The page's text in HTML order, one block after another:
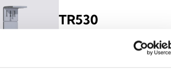
TR530
Soporte de aluminio para el
de los detectores de las series